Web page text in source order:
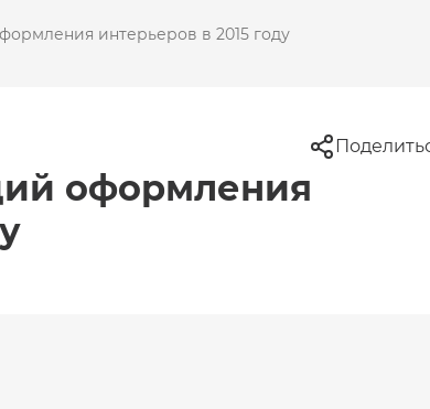
интерьеров в 2015 году
оформления